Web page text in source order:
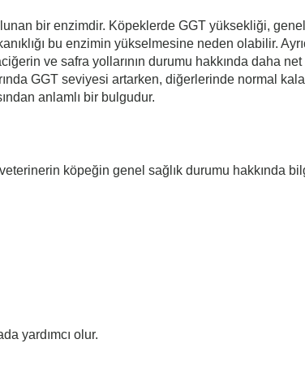
bir enzimdir. Köpeklerde GGT yüksekliği,
bu enzimin yükselmesine neden olabilir.
ve safra yollarının durumu hakkında daha
GGT seviyesi artarken, diğerlerinde normal
anlamlı bir bulgudur.
köpeğin genel sağlık durumu hakkında
yardımcı olur.